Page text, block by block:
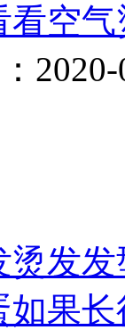
空气
2020-
烫发
如果